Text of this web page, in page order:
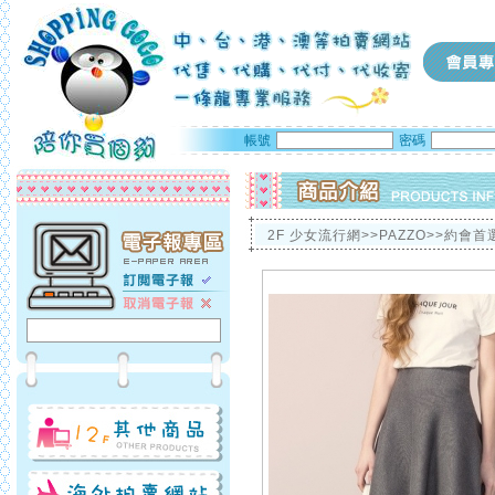
帳號 密碼
2F 少女流行網>>PAZZO>>約會首